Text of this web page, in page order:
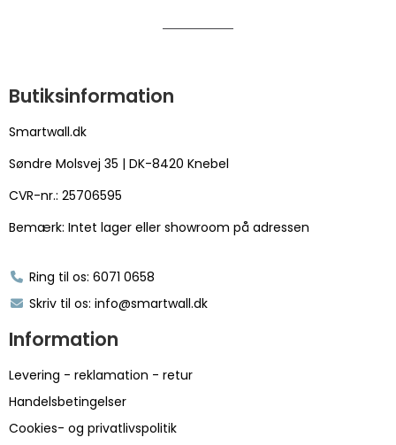
Butiksinformation
Smartwall.dk
Søndre Molsvej 35 | DK-8420 Knebel
CVR-nr.: 25706595
Bemærk: Intet lager eller showroom på adressen
Ring til os: 6071 0658
Skriv til os: info@smartwall.dk
Information
Levering - reklamation - retur
Handelsbetingelser
Cookies- og privatlivspolitik